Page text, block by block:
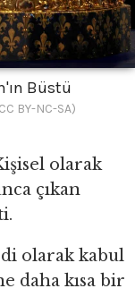
Büstü
BY-NC-SA)
olarak
çıkan
olarak kabul
daha kısa bir